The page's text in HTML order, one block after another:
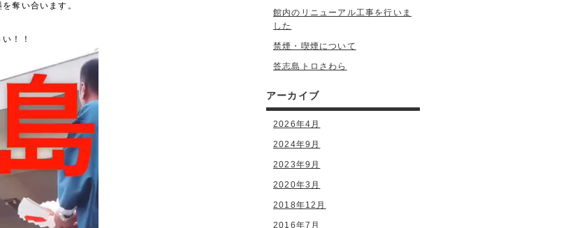
奪い合います。
！！
館内のリニューアル工事を行いま
した
禁煙・喫煙について
答志島トロさわら
アーカイブ
2026年4月
2024年9月
2023年9月
2020年3月
2018年12月
2016年7月